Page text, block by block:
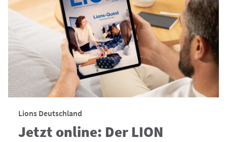
Lions Deutschland
Jetzt online: Der LION